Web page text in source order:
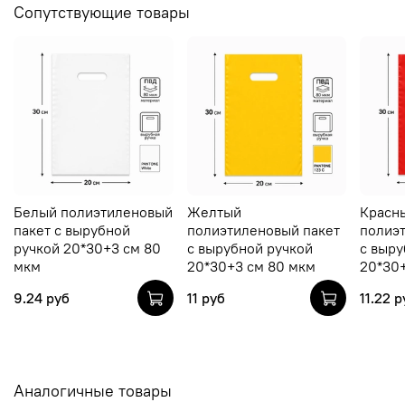
Сопутствующие товары
Белый полиэтиленовый
пакет с вырубной
ручкой 20*30+3 см 80
мкм
9.24 руб
Желтый
полиэтиленовый пакет
с вырубной ручкой
20*30+3 см 80 мкм
11 руб
с
11.22
Аналогичные товары